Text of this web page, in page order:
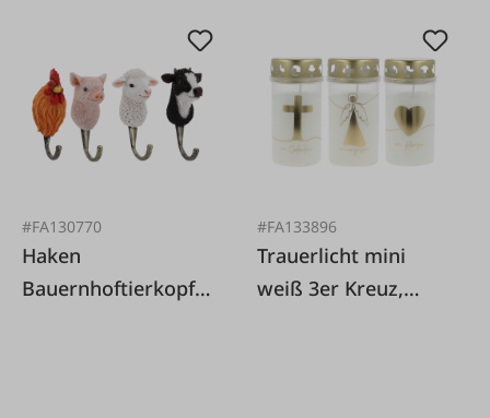
#FA130770
Haken
Bauernhoftierkopf
#FA133896
Trauerlicht mini
weiß 3er Kreuz,